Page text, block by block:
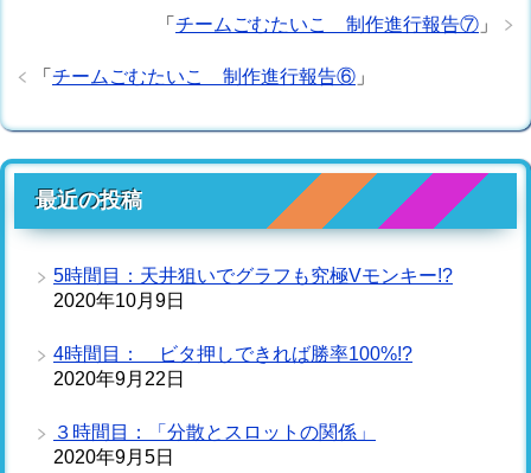
「 チームごむたいこ 制作進行報告⑦ 」
「 チームごむたいこ 制作進行報告⑥ 」
最近の投稿
5時間目：天井狙いでグラフも究極Vモンキー!?
2020年10月9日
4時間目： ビタ押しできれば勝率100%!?
2020年9月22日
３時間目：「分散とスロットの関係」
2020年9月5日